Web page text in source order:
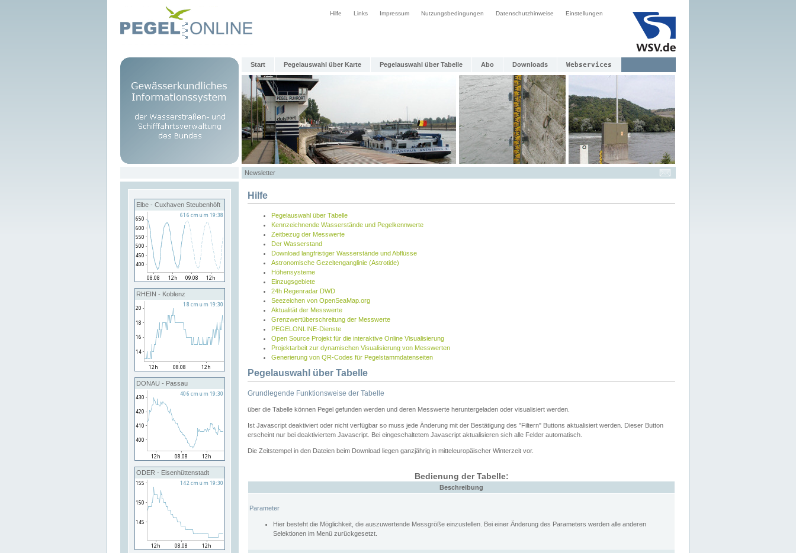
Hilfe Links Impressum Nutzungsbedingungen Datenschutzhinweise Einstellungen
Start Pegelauswahl über Karte Pegelauswahl über Tabelle Abo Downloads Webservices
Newsletter
Elbe - Cuxhaven Steubenhöft
RHEIN - Koblenz
DONAU - Passau
ODER - Eisenhüttenstadt
Hilfe
Pegelauswahl über Tabelle
Kennzeichnende Wasserstände und Pegelkennwerte
Zeitbezug der Messwerte
Der Wasserstand
Download langfristiger Wasserstände und Abflüsse
Astronomische Gezeitenganglinie (Astrotide)
Höhensysteme
Einzugsgebiete
24h Regenradar DWD
Seezeichen von OpenSeaMap.org
Aktualität der Messwerte
Grenzwertüberschreitung der Messwerte
PEGELONLINE-Dienste
Open Source Projekt für die interaktive Online Visualisierung
Projektarbeit zur dynamischen Visualisierung von Messwerten
Generierung von QR-Codes für Pegelstammdatenseiten
Pegelauswahl über Tabelle
Grundlegende Funktionsweise der Tabelle
über die Tabelle können Pegel gefunden werden und deren Messwerte heruntergeladen oder visualisiert werden.
Ist Javascript deaktiviert oder nicht verfügbar so muss jede Änderung mit der Bestätigung des "Filtern" Buttons aktualisiert werden. Dieser Button
erscheint nur bei deaktiviertem Javascript. Bei eingeschaltetem Javascript aktualisieren sich alle Felder automatisch.
Die Zeitstempel in den Dateien beim Download liegen ganzjährig in mitteleuropäischer Winterzeit vor.
Bedienung der Tabelle:
Beschreibung
Parameter
Hier besteht die Möglichkeit, die auszuwertende Messgröße einzustellen. Bei einer Änderung des Parameters werden alle anderen
Selektionen im Menü zurückgesetzt.